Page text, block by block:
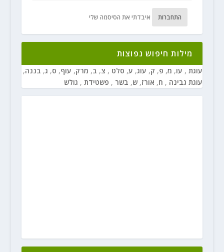
התחברות איבדתי את הסיסמה שלי
מילות חיפוש נפוצות
עוגת , עו, מ, פ, ק, עוג, ע, סלט , צ, ב, מרק, עוף, ס, ג, בננה,
עוגת גבינה , ח, אורז, ש, בשר , פשטידת , גולש